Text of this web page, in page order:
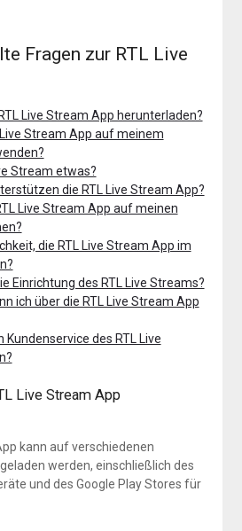
Fragen zur RTL Live
Live Stream App herunterladen?
Live Stream App auf meinem
Stream etwas?
die RTL Live Stream App?
Live Stream App auf meinen
die RTL Live Stream App im
Einrichtung des RTL Live Streams?
ich über die RTL Live Stream App
Kundenservice des RTL Live
Live Stream App
kann auf verschiedenen
werden, einschließlich des
und des Google Play Stores für